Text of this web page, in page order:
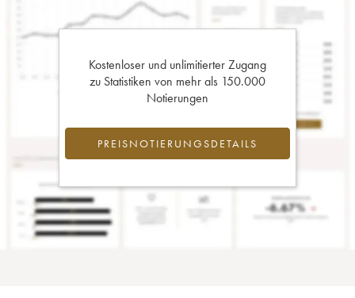
Kostenloser und unlimitierter Zugang
zu Statistiken von mehr als 150.000
Notierungen
PREISNOTIERUNGSDETAILS